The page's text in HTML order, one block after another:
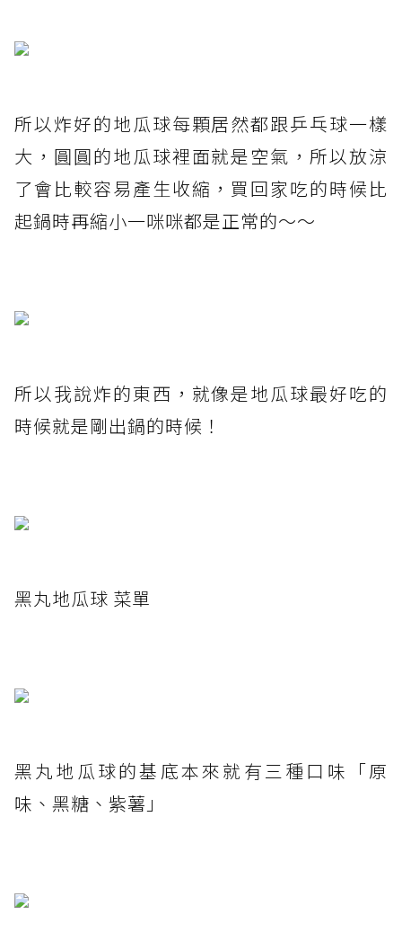
所以炸好的地瓜球每顆居然都跟乒乓球一樣
大，圓圓的地瓜球裡面就是空氣，所以放涼
了會比較容易產生收縮，買回家吃的時候比
起鍋時再縮小一咪咪都是正常的～～
所以我說炸的東西，就像是地瓜球最好吃的
時候就是剛出鍋的時候！
黑丸地瓜球 菜單
黑丸地瓜球的基底本來就有三種口味「原
味、黑糖、紫薯」